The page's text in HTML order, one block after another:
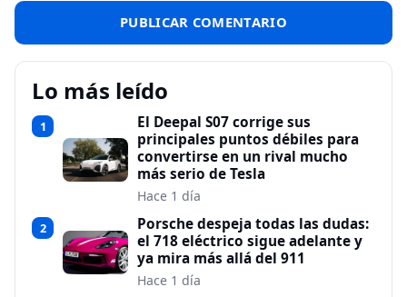
Lo más leído
1
El Deepal S07 corrige sus
principales puntos débiles para
convertirse en un rival mucho
más serio de Tesla
Hace 1 día
2
Porsche despeja todas las dudas:
el 718 eléctrico sigue adelante y
ya mira más allá del 911
Hace 1 día